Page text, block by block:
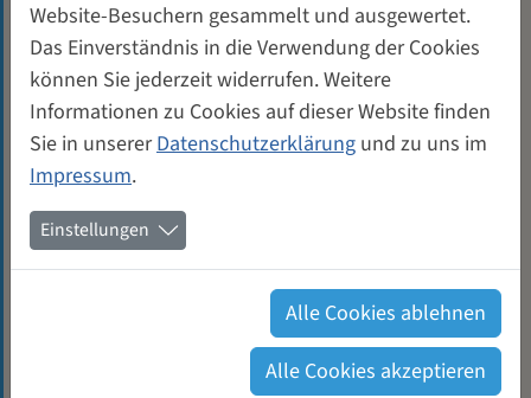
Claudia Neusüß ist Genossenschafterin der ersten
Stunde. Mit der Mitgliedsnummer 16 trat sie schon
bei der Gründungsversammlung 1989 bei und ist
seither eine der führenden Köpfe der
Genossenschaft. 2006 schied sie nach nahezu 20
Jahren aus dem Aufsichtsrat aus. Seit 2003 ist sie
auch als Mieterin mit ihrer Agentur Compassoragne
für Personal- und Organisationsentwicklung in der
WeiberWirtschaft ansässig. www.claudia-
www.compassorange.com.
Die Genossenschafterinnen widmeten ihr das
freigekaufte Foyer des Tagungsbereichs mit 130 qm
Kontakt
Website-Besuchern gesammelt und ausgewertet.
Das Einverständnis in die Verwendung der Cookies
können Sie jederzeit widerrufen. Weitere
Informationen zu Cookies auf dieser Website finden
Sie in unsererDatenschutzerklärung und zu uns im
Impressum.
Einstellungen
Alle Cookies ablehnen
Alle Cookies akzeptieren